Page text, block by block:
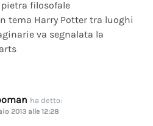
filosofale
tema Harry Potter tra luoghi
va segnalata la
ha detto:
2013 alle 12:28